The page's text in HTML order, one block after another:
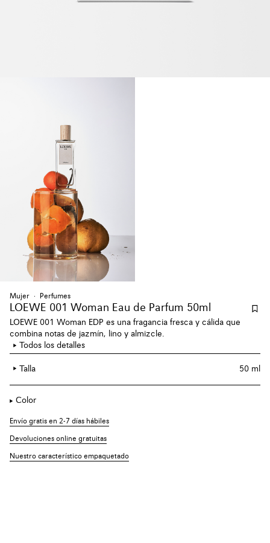
Mujer Perfumes
LOEWE 001 Woman Eau de Parfum 50ml
LOEWE 001 Woman EDP es una fragancia fresca y cálida que
combina notas de jazmín, lino y almizcle.
Todos los detalles
Talla 50 ml
Color
Envío gratis en 2-7 días hábiles
Devoluciones online gratuitas
Nuestro característico empaquetado